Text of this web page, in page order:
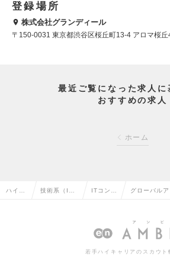
登録場所
株式会社グランディール
〒150-0031 東京都渋谷区桜丘町13-4 アロマ桜丘
最近ご覧になった求人に
おすすめの求人
ホーム
ハイク 技術系（I ITコンサ
の転職
グローバル
ィング／Mgr
若手ハイキャリアのスカウト